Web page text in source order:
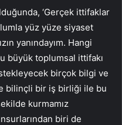
‘Gerçek ittifaklar
yüz yüze siyaset
yanındayım. Hangi
büyük toplumsal ittifakı
birçok bilgi ve
bilinçli bir iş birliği ile bu
kurmamız
biri de